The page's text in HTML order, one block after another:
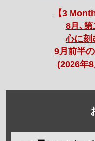
【3
8月､第
心に
9月前半
(2026年